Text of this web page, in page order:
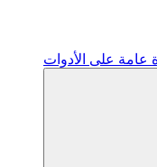
عامة على الأدوات